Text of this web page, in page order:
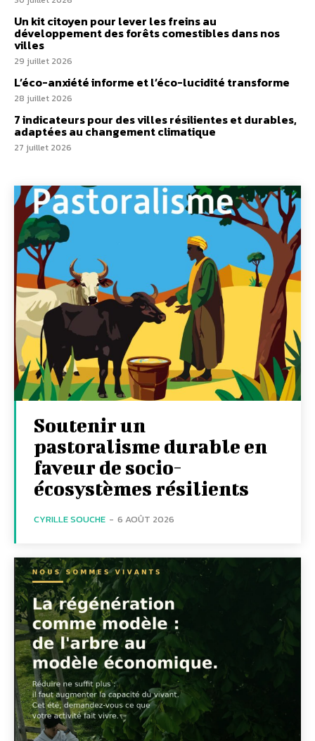
Un kit citoyen pour lever les freins au
développement des forêts comestibles dans nos
villes
29 juillet 2026
L’éco-anxiété informe et l’éco-lucidité transforme
28 juillet 2026
7 indicateurs pour des villes résilientes et durables,
adaptées au changement climatique
27 juillet 2026
Soutenir un
pastoralisme durable en
faveur de socio-
écosystèmes résilients
CYRILLE SOUCHE - 6 AOÛT 2026